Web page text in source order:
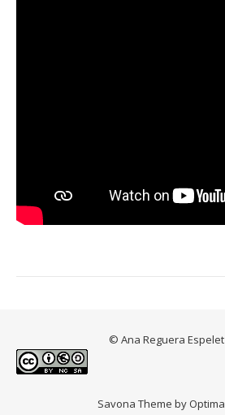
© Ana Reguera Espelet
Savona Theme by